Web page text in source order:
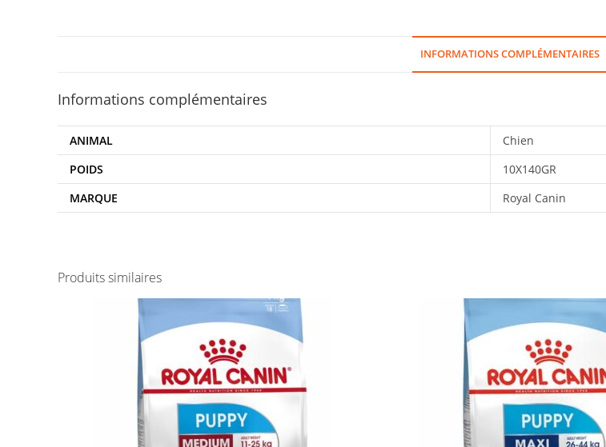
INFORMATIONS COMPLÉMENTAIRES
Informations complémentaires
ANIMAL
Chien
POIDS
10X140GR
MARQUE
Royal Canin
Produits similaires